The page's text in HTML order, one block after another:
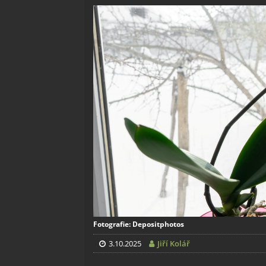
Fotografie: Depositphotos
3.10.2025 Jiří Kolář